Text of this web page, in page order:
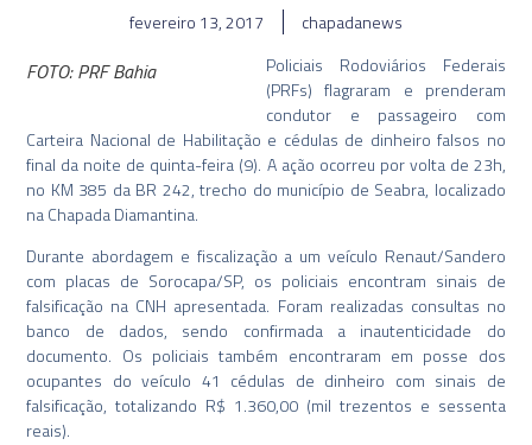
fevereiro 13, 2017 chapadanews
FOTO: PRF Bahia
Policiais Rodoviários Federais
(PRFs) flagraram e prenderam
condutor e passageiro com
Carteira Nacional de Habilitação e cédulas de dinheiro falsos no
final da noite de quinta-feira (9). A ação ocorreu por volta de 23h,
no KM 385 da BR 242, trecho do município de Seabra, localizado
na Chapada Diamantina.
Durante abordagem e fiscalização a um veículo Renaut/Sandero
com placas de Sorocapa/SP, os policiais encontram sinais de
falsificação na CNH apresentada. Foram realizadas consultas no
banco de dados, sendo confirmada a inautenticidade do
documento. Os policiais também encontraram em posse dos
ocupantes do veículo 41 cédulas de dinheiro com sinais de
falsificação, totalizando R$ 1.360,00 (mil trezentos e sessenta
reais).